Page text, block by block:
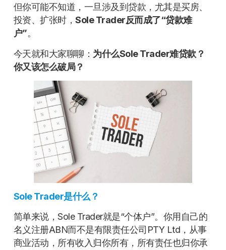
但你可能不知道，一旦涉及到贷款，尤其是买房、
投资、扩张时，Sole Trader反而成了“贷款难
户”。
今天就和大家聊聊： 为什么Sole Trader难贷款？
你又该怎么破局？
Sole Trader是什么？
简单来说，Sole Trader就是“个体户”。你用自己的
名义注册ABN而不是有限责任公司PTY Ltd，从事
商业活动，所有收入归你所有，所有责任也归你承